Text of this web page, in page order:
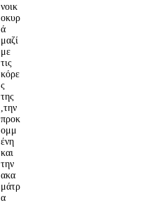
νοικ
οκυρ
ά
μαζί
με
τις
κόρε
ς
της
,την
προκ
ομμ
ένη
και
την
ακα
μάτρ
α